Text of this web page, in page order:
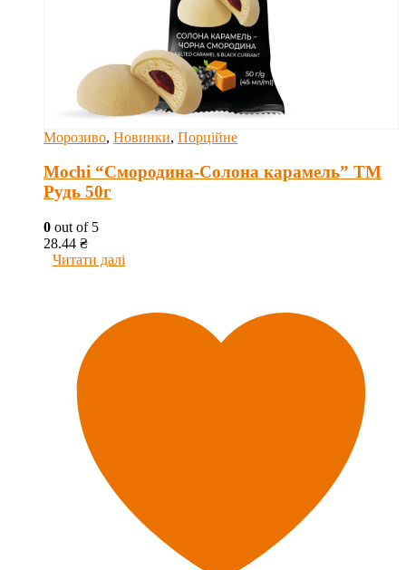
Морозиво, Новинки, Порційне
Mochi “Смородина-Солона карамель” ТМ
Рудь 50г
0 out of 5
28.44 ₴
Читати далі